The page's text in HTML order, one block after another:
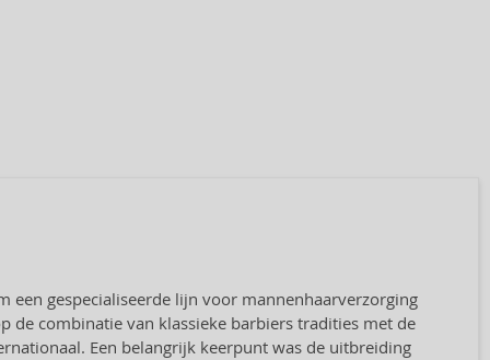
een gespecialiseerde lijn voor mannenhaarverzorging
de combinatie van klassieke barbiers tradities met de
Een belangrijk keerpunt was de uitbreiding